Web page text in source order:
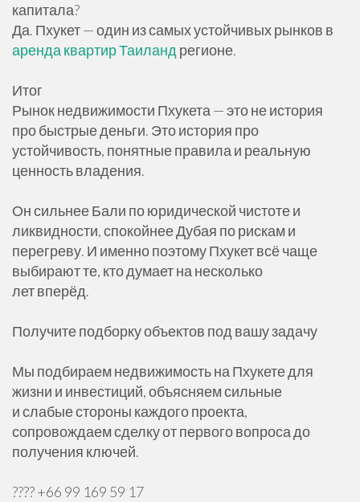
капитала?
Да. Пхукет — один из самых устойчивых рынков в
аренда квартир Таиландрегионе.
Итог
Рынок недвижимости Пхукета — это не история
про быстрые деньги. Это история про
устойчивость, понятные правила и реальную
ценность владения.
Он сильнее Бали по юридической чистоте и
ликвидности, спокойнее Дубая по рискам и
перегреву. И именно поэтому Пхукет всё чаще
выбирают те, кто думает на несколько
лет вперёд.
Получите подборку объектов под вашу задачу
Мы подбираем недвижимость на Пхукете для
жизни и инвестиций, объясняем сильные
и слабые стороны каждого проекта,
сопровождаем сделку от первого вопроса до
получения ключей.
???? +66 99 169 59 17